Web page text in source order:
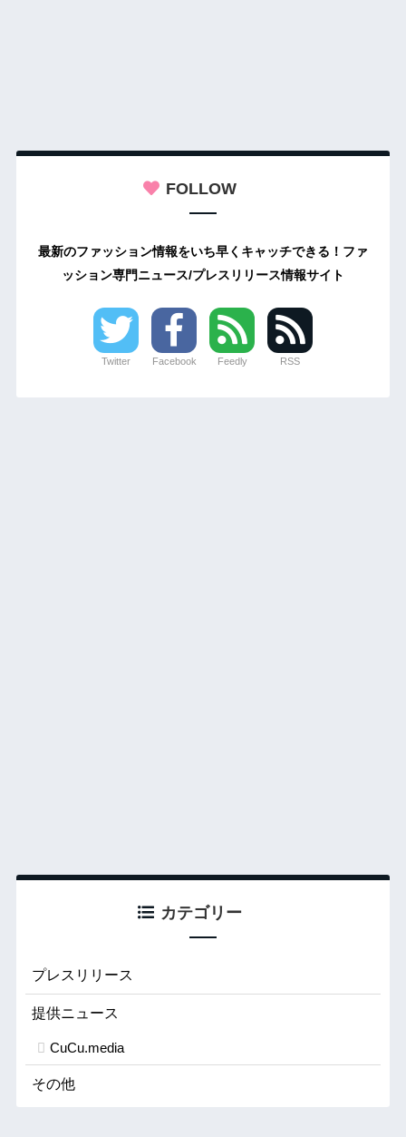
FOLLOW
最新のファッション情報をいち早くキャッチできる！ファ
ッション専門ニュース/プレスリリース情報サイト
Twitter Facebook Feedly RSS
カテゴリー
プレスリリース
提供ニュース
CuCu.media
その他